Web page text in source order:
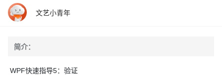
文艺小青年
简介：
WPF快速指导5：验证